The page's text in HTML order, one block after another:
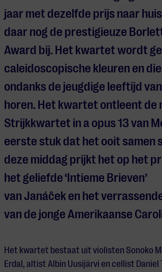
jaar met dezelfde prijs naar
daar nog de prestigieuze
Award bij. Het kwartet wordt
caleidoscopische kleuren en
ondanks de jeugdige leeftijd
horen. Het kwartet ontleent de
Strijkkwartet in a opus 13 van
eerste stuk dat het ooit samen
deze middag prijkt het op het
het geliefde ‘Intieme Brieven’
van Janáĉek en het
van de jonge Amerikaanse
Het kwartet bestaat uit violisten Sonoko
Erdal, altist Albin Uusijärvi en cellist Daniel